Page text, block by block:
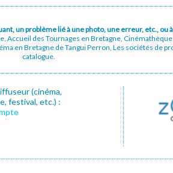
un problème lié à une photo, une erreur, etc.,
Accueil des Tournages en Bretagne,
en Bretagne de Tangui Perron, Les sociétés de
catalogue.
(cinéma,
festival, etc.) :